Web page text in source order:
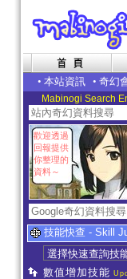
• 本站資訊 • 奇幻
Mabinogi Search
歡迎透過
回報提供
你整理的
資料～
技能快查 - Skill
數值增加技能